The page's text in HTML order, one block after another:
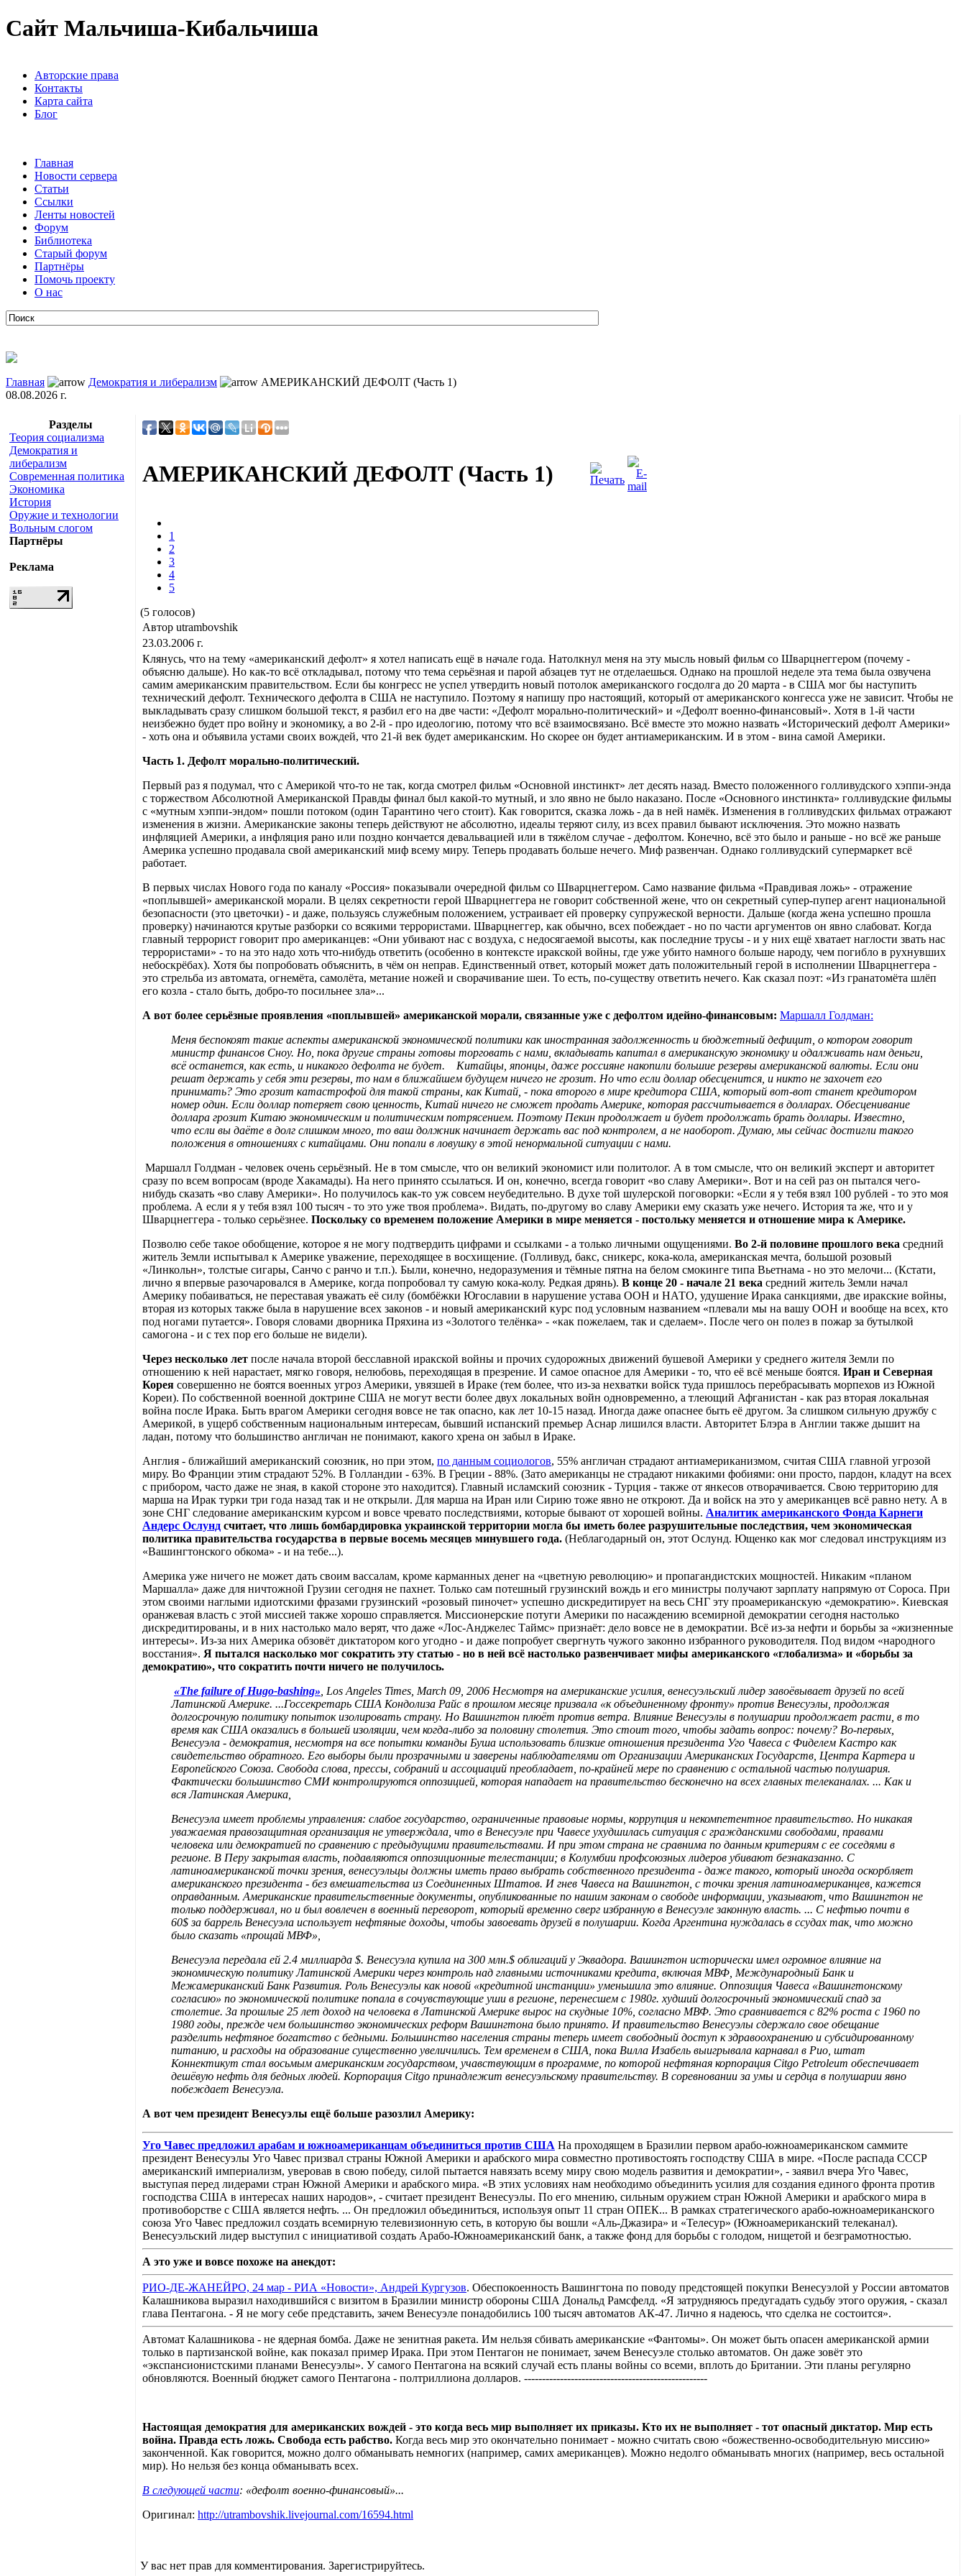
Сайт Мальчиша-Кибальчиша
Авторские права
Контакты
Карта сайта
Блог
Главная
Новости сервера
Статьи
Ссылки
Ленты новостей
Форум
Библиотека
Старый форум
Партнёры
Помочь проекту
О нас
Главная Демократия и либерализм
АМЕРИКАНСКИЙ ДЕФОЛТ (Часть 1)
08.08.2026 г.
Разделы
Теория социализма
Демократия и
либерализм
Современная политика
Экономика
История
Оружие и технологии
Вольным слогом
Партнёры
Реклама
АМЕРИКАНСКИЙ ДЕФОЛТ (Часть 1)
1
2
3
4
5
(5 голосов)
Автор utrambovshik
23.03.2006 г.
Клянусь, что на тему «американский дефолт» я хотел написать ещё в начале года. Натолкнул меня на эту мысль новый фильм со Шварцнеггером (почему -
объясню дальше). Но как-то всё откладывал, потому что тема серьёзная и парой абзацев тут не отделаешься. Однако на прошлой неделе эта тема была озвучена
самим американским правительством. Если бы конгресс не успел утвердить новый потолок американского госдолга до 20 марта - в США мог бы наступить
технический дефолт. Технического дефолта в США не наступило. Поэтому я напишу про настоящий, который от американского конгесса уже не зависит. Чтобы не
выкладывать сразу слишком большой текст, я разбил его на две части: «Дефолт морально-политический» и «Дефолт военно-финансовый». Хотя в 1-й части
неизбежно будет про войну и экономику, а во 2-й - про идеологию, потому что всё взаимосвязано. Всё вместе это можно назвать «Исторический дефолт Америки»
- хоть она и объявила устами своих вождей, что 21-й век будет американским. Но скорее он будет антиамериканским. И в этом - вина самой Америки.
Часть 1. Дефолт морально-политический.
Первый раз я подумал, что с Америкой что-то не так, когда смотрел фильм «Основной инстинкт» лет десять назад. Вместо положенного голливудского хэппи-энда
с торжеством Абсолютной Американской Правды финал был какой-то мутный, и зло явно не было наказано. После «Основного инстинкта» голливудские фильмы
с «мутным хэппи-эндом» пошли потоком (один Тарантино чего стоит). Как говорится, сказка ложь - да в ней намёк. Изменения в голливудских фильмах отражают
изменения в жизни. Американские законы теперь действуют не абсолютно, идеалы теряют силу, из всех правил бывают исключения. Это можно назвать
инфляцией Америки, а инфляция рано или поздно кончается девальвацией или в тяжёлом случае - дефолтом. Конечно, всё это было и раньше - но всё же раньше
Америка успешно продавала свой американский миф всему миру. Теперь продавать больше нечего. Миф развенчан. Однако голливудский супермаркет всё
работает.
В первых числах Нового года по каналу «Россия» показывали очередной фильм со Шварцнеггером. Само название фильма «Правдивая ложь» - отражение
«поплывшей» американской морали. В целях секретности герой Шварцнеггера не говорит собственной жене, что он секретный супер-пупер агент национальной
безопасности (это цветочки) - и даже, пользуясь служебным положением, устраивает ей проверку супружеской верности. Дальше (когда жена успешно прошла
проверку) начинаются крутые разборки со всякими террористами. Шварцнеггер, как обычно, всех побеждает - но по части аргументов он явно слабоват. Когда
главный террорист говорит про американцев: «Они убивают нас с воздуха, с недосягаемой высоты, как последние трусы - и у них ещё хватает наглости звать нас
террористами» - то на это надо хоть что-нибудь ответить (особенно в контексте иракской войны, где уже убито намного больше народу, чем погибло в рухнувших
небоскрёбах). Хотя бы попробовать объяснить, в чём он неправ. Единственный ответ, который может дать положительный герой в исполнении Шварцнеггера -
это стрельба из автомата, огнемёта, самолёта, метание ножей и сворачивание шеи. То есть, по-существу ответить нечего. Как сказал поэт: «Из гранатомёта шлёп
его козла - стало быть, добро-то посильнее зла»...
А вот более серьёзные проявления «поплывшей» американской морали, связанные уже с дефолтом идейно-финансовым: Маршалл Голдман:
Меня беспокоят такие аспекты американской экономической политики как иностранная задолженность и бюджетный дефицит, о котором говорит
министр финансов Сноу. Но, пока другие страны готовы торговать с нами, вкладывать капитал в американскую экономику и одалживать нам деньги,
всё останется, как есть, и никакого дефолта не будет. Китайцы, японцы, даже россияне накопили большие резервы американской валюты. Если они
решат держать у себя эти резервы, то нам в ближайшем будущем ничего не грозит. Но что если доллар обесценится, и никто не захочет его
принимать? Это грозит катастрофой для такой страны, как Китай, - пока второго в мире кредитора США, который вот-вот станет кредитором
номер один. Если доллар потеряет свою ценность, Китай ничего не сможет продать Америке, которая рассчитывается в долларах. Обесценивание
доллара грозит Китаю экономическим и политическим потрясением. Поэтому Пекин продолжает и будет продолжать брать доллары. Известно,
что если вы даёте в долг слишком много, то ваш должник начинает держать вас под контролем, а не наоборот. Думаю, мы сейчас достигли такого
положения в отношениях с китайцами. Они попали в ловушку в этой ненормальной ситуации с нами.
Маршалл Голдман - человек очень серьёзный. Не в том смысле, что он великий экономист или политолог. А в том смысле, что он великий эксперт и авторитет
сразу по всем вопросам (вроде Хакамады). На него принято ссылаться. И он, конечно, всегда говорит «во славу Америки». Вот и на сей раз он пытался чего-
нибудь сказать «во славу Америки». Но получилось как-то уж совсем неубедительно. В духе той шулерской поговорки: «Если я у тебя взял 100 рублей - то это моя
проблема. А если я у тебя взял 100 тысяч - то это уже твоя проблема». Видать, по-другому во славу Америки ему сказать уже нечего. История та же, что и у
Шварцнеггера - только серьёзнее. Поскольку со временем положение Америки в мире меняется - постольку меняется и отношение мира к Америке.
Позволю себе такое обобщение, которое я не могу подтвердить цифрами и ссылками - а только личными ощущениями. Во 2-й половине прошлого века средний
житель Земли испытывал к Америке уважение, переходящее в восхищение. (Голливуд, бакс, сникерс, кока-кола, американская мечта, большой розовый
«Линкольн», толстые сигары, Санчо с ранчо и т.п.). Были, конечно, недоразумения и тёмные пятна на белом смокинге типа Вьетнама - но это мелочи... (Кстати,
лично я впервые разочаровался в Америке, когда попробовал ту самую кока-колу. Редкая дрянь). В конце 20 - начале 21 века средний житель Земли начал
Америку побаиваться, не переставая уважать её силу (бомбёжки Югославии в нарушение устава ООН и НАТО, удушение Ирака санкциями, две иракские войны,
вторая из которых также была в нарушение всех законов - и новый американский курс под условным названием «плевали мы на вашу ООН и вообще на всех, кто
под ногами путается». Говоря словами дворника Пряхина из «Золотого телёнка» - «как пожелаем, так и сделаем». После чего он полез в пожар за бутылкой
самогона - и с тех пор его больше не видели).
Через несколько лет после начала второй бесславной иракской войны и прочих судорожных движений бушевой Америки у среднего жителя Земли по
отношению к ней нарастает, мягко говоря, нелюбовь, переходящая в презрение. И самое опасное для Америки - то, что её всё меньше боятся. Иран и Северная
Корея совершенно не боятся военных угроз Америки, увязшей в Ираке (тем более, что из-за нехватки войск туда пришлось перебрасывать морпехов из Южной
Кореи). По собственной военной доктрине США не могут вести более двух локальных войн одновременно, а тлеющий Афганистан - как раз вторая локальная
война после Ирака. Быть врагом Америки сегодня вовсе не так опасно, как лет 10-15 назад. Иногда даже опаснее быть её другом. За слишком сильную дружбу с
Америкой, в ущерб собственным национальным интересам, бывший испанский премьер Аснар лишился власти. Авторитет Блэра в Англии также дышит на
ладан, потому что большинство англичан не понимают, какого хрена он забыл в Ираке.
Англия - ближайший американский союзник, но при этом, по данным социологов, 55% англичан страдают антиамериканизмом, считая США главной угрозой
миру. Во Франции этим страдают 52%. В Голландии - 63%. В Греции - 88%. (Зато американцы не страдают никакими фобиями: они просто, пардон, кладут на всех
с прибором, часто даже не зная, в какой стороне это находится). Главный исламский союзник - Турция - также от янкесов отворачивается. Свою территорию для
марша на Ирак турки три года назад так и не открыли. Для марша на Иран или Сирию тоже явно не откроют. Да и войск на это у американцев всё равно нету. А в
зоне СНГ следование американским курсом и вовсе чревато последствиями, которые бывают от хорошей войны. Аналитик американского Фонда Карнеги
Андерс Ослунд считает, что лишь бомбардировка украинской территории могла бы иметь более разрушительные последствия, чем экономическая
политика правительства государства в первые восемь месяцев минувшего года. (Неблагодарный он, этот Ослунд. Ющенко как мог следовал инструкциям из
«Вашингтонского обкома» - и на тебе...).
Америка уже ничего не может дать своим вассалам, кроме карманных денег на «цветную революцию» и пропагандистских мощностей. Никаким «планом
Маршалла» даже для ничтожной Грузии сегодня не пахнет. Только сам потешный грузинский вождь и его министры получают зарплату напрямую от Сороса. При
этом своими наглыми идиотскими фразами грузинский «розовый пиночет» успешно дискредитирует на весь СНГ эту проамериканскую «демократию». Киевская
оранжевая власть с этой миссией также хорошо справляется. Миссионерские потуги Америки по насаждению всемирной демократии сегодня настолько
дискредитированы, и в них настолько мало верят, что даже «Лос-Анджелес Таймс» признаёт: дело вовсе не в демократии. Всё из-за нефти и борьбы за «жизненные
интересы». Из-за них Америка обзовёт диктатором кого угодно - и даже попробует свергнуть чужого законно избранного руководителя. Под видом «народного
восстания». Я пытался насколько мог сократить эту статью - но в ней всё настолько развенчивает мифы американского «глобализма» и «борьбы за
демократию», что сократить почти ничего не получилось.
«The failure of Hugo-bashing» , Los Angeles Times, March 09, 2006 Несмотря на американские усилия, венесуэльский лидер завоёвывает друзей по всей
Латинской Америке. ...Госсекретарь США Кондолиза Райс в прошлом месяце призвала «к объединенному фронту» против Венесуэлы, продолжая
долгосрочную политику попыток изолировать страну. Но Вашингтон плюёт против ветра. Влияние Венесуэлы в полушарии продолжает расти, в то
время как США оказались в большей изоляции, чем когда-либо за половину столетия. Это стоит того, чтобы задать вопрос: почему? Во-первых,
Венесуэла - демократия, несмотря на все попытки команды Буша использовать близкие отношения президента Уго Чавеса с Фиделем Кастро как
свидетельство обратного. Его выборы были прозрачными и заверены наблюдателями от Организации Американских Государств, Центра Картера и
Европейского Союза. Свобода слова, прессы, собраний и ассоциаций преобладает, по-крайней мере по сравнению с остальной частью полушария.
Фактически большинство СМИ контролируются оппозицией, которая нападает на правительство бесконечно на всех главных телеканалах. ... Как и
вся Латинская Америка,
Венесуэла имеет проблемы управления: слабое государство, ограниченные правовые нормы, коррупция и некомпетентное правительство. Но никакая
уважаемая правозащитная организация не утверждала, что в Венесуэле при Чавесе ухудшилась ситуация с гражданскими свободами, правами
человека или демократией по сравнению с предыдущими правительствами. И при этом страна не сравнима по данным критериям с ее соседями в
регионе. В Перу закрытая власть, подавляются оппозиционные телестанции; в Колумбии профсоюзных лидеров убивают безнаказанно. С
латиноамериканской точки зрения, венесуэльцы должны иметь право выбрать собственного президента - даже такого, который иногда оскорбляет
американского президента - без вмешательства из Соединенных Штатов. И гнев Чавеса на Вашингтон, с точки зрения латиноамериканцев, кажется
оправданным. Американские правительственные документы, опубликованные по нашим законам о свободе информации, указывают, что Вашингтон не
только поддерживал, но и был вовлечен в военный переворот, который временно сверг избранную в Венесуэле законную власть. ... С нефтью почти в
60$ за баррель Венесуэла использует нефтяные доходы, чтобы завоевать друзей в полушарии. Когда Аргентина нуждалась в ссудах так, что можно
было сказать «прощай МВФ»,
Венесуэла передала ей 2.4 миллиарда $. Венесуэла купила на 300 млн.$ облигаций у Эквадора. Вашингтон исторически имел огромное влияние на
экономическую политику Латинской Америки через контроль над главными источниками кредита, включая МВФ, Международный Банк и
Межамериканский Банк Развития. Роль Венесуэлы как новой «кредитной инстанции» уменьшила это влияние. Оппозиция Чавеса «Вашингтонскому
согласию» по экономической политике попала в сочувствующие уши в регионе, перенесшем с 1980г. худший долгосрочный экономический спад за
столетие. За прошлые 25 лет доход на человека в Латинской Америке вырос на скудные 10%, согласно МВФ. Это сравнивается с 82% роста с 1960 по
1980 годы, прежде чем большинство экономических реформ Вашингтона было принято. И правительство Венесуэлы сдержало свое обещание
разделить нефтяное богатство с бедными. Большинство населения страны теперь имеет свободный доступ к здравоохранению и субсидированному
питанию, и расходы на образование существенно увеличились. Тем временем в США, пока Вилла Изабель выигрывала карнавал в Рио, штат
Коннектикут стал восьмым американским государством, учавствующим в программе, по которой нефтяная корпорация Citgo Petroleum обеспечивает
дешёвую нефть для бедных людей. Корпорация Citgo принадлежит венесуэльскому правительству. В соревновании за умы и сердца в полушарии явно
побеждает Венесуэла.
А вот чем президент Венесуэлы ещё больше разозлил Америку:
Уго Чавес предложил арабам и южноамериканцам объединиться против США На проходящем в Бразилии первом арабо-южноамериканском саммите
президент Венесуэлы Уго Чавес призвал страны Южной Америки и арабского мира совместно противостоять господству США в мире. «После распада СССР
американский империализм, уверовав в свою победу, силой пытается навязать всему миру свою модель развития и демократии», - заявил вчера Уго Чавес,
выступая перед лидерами стран Южной Америки и арабского мира. «В этих условиях нам необходимо объединить усилия для создания единого фронта против
господства США в интересах наших народов», - считает президент Венесуэлы. По его мнению, сильным оружием стран Южной Америки и арабского мира в
противоборстве с США является нефть. ... Он предложил объединиться, используя опыт 11 стран ОПЕК... В рамках стратегического арабо-южноамериканского
союза Уго Чавес предложил создать всемирную телевизионную сеть, в которую бы вошли «Аль-Джазира» и «Телесур» (Южноамериканский телеканал).
Венесуэльский лидер выступил с инициативой создать Арабо-Южноамериканский банк, а также фонд для борьбы с голодом, нищетой и безграмотностью.
А это уже и вовсе похоже на анекдот:
РИО-ДЕ-ЖАНЕЙРО, 24 мар - РИА «Новости», Андрей Кургузов. Обеспокоенность Вашингтона по поводу предстоящей покупки Венесуэлой у России автоматов
Калашникова выразил находившийся с визитом в Бразилии министр обороны США Дональд Рамсфелд. «Я затрудняюсь предугадать судьбу этого оружия, - сказал
глава Пентагона. - Я не могу себе представить, зачем Венесуэле понадобились 100 тысяч автоматов АК-47. Лично я надеюсь, что сделка не состоится».
Автомат Калашникова - не ядерная бомба. Даже не зенитная ракета. Им нельзя сбивать американские «Фантомы». Он может быть опасен американской армии
только в партизанской войне, как показал пример Ирака. При этом Пентагон не понимает, зачем Венесуэле столько автоматов. Он даже зовёт это
«экспансионистскими планами Венесуэлы». У самого Пентагона на всякий случай есть планы войны со всеми, вплоть до Британии. Эти планы регулярно
обновляются. Военный бюджет самого Пентагона - полтриллиона долларов. ---------------------------------------------------
Настоящая демократия для американских вождей - это когда весь мир выполняет их приказы. Кто их не выполняет - тот опасный диктатор. Мир есть
война. Правда есть ложь. Свобода есть рабство. Когда весь мир это окончательно понимает - можно считать свою «божественно-освободительную миссию»
законченной. Как говорится, можно долго обманывать немногих (например, самих американцев). Можно недолго обманывать многих (например, весь остальной
мир). Но нельзя без конца обманывать всех.
В следующей части: «дефолт военно-финансовый»...
Оригинал: http://utrambovshik.livejournal.com/16594.html
У вас нет прав для комментирования. Зарегистрируйтесь.